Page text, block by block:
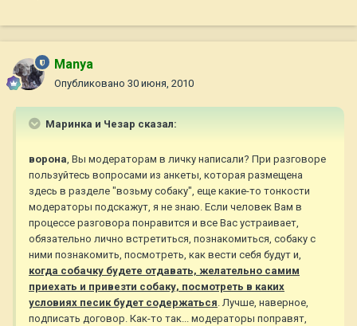
Manya
Опубликовано 30 июня, 2010
Маринка и Чезар сказал:
ворона, Вы модераторам в личку написали? При разговоре
пользуйтесь вопросами из анкеты, которая размещена
здесь в разделе "возьму собаку", еще какие-то тонкости
модераторы подскажут, я не знаю. Если человек Вам в
процессе разговора понравится и все Вас устраивает,
обязательно лично встретиться, познакомиться, собаку с
ними познакомить, посмотреть, как вести себя будут и,
когда собачку будете отдавать, желательно самим
приехать и привезти собаку, посмотреть в каких
условиях песик будет содержаться. Лучше, наверное,
подписать договор. Как-то так... модераторы поправят,